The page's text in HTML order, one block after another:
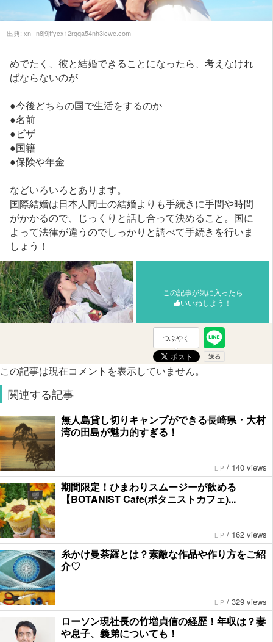
出典: xn--n8j9jtfycx12rqqa54nh3lcwe.com
めでたく、彼と結婚できることになったら、考えなけれ
ばならないのが
●今後どちらの国で生活をするのか
●名前
●ビザ
●国籍
●保険や年金
などいろいろとあります。
国際結婚は日本人同士の結婚よりも手続きに手間や時間
がかかるので、じっくりと話し合って決めること。国に
よって法律が違うのでしっかりと調べて手続きを行いま
しょう！
この記事が気に入ったら
いいねしよう！
つぶやく
この記事は現在コメントを表示していません。
関連する記事
無人島貸し切りキャンプができる長崎県・大村
湾の田島が魅力的すぎる！
LIP / 140 views
期間限定！ひまわりスムージーが飲める
【BOTANIST Cafe(ボタニストカフェ)...
LIP / 162 views
糸かけ曼荼羅とは？素敵な作品や作り方をご紹
介♡
LIP / 329 views
ローソン現社長の竹増貞信の経歴！年収は？妻
や息子、義弟についても！